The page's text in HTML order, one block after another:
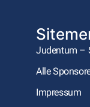
Judentum –
Alle
Impressum